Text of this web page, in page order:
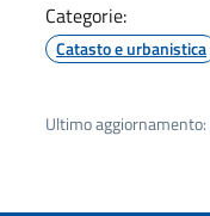
Categorie:
Catasto e urbanistica
Ultimo aggiornamento: